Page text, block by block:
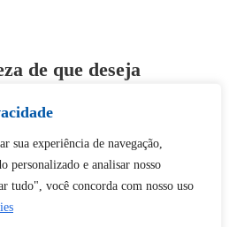
sua experiência de navegação,
personalizado e analisar nosso
tudo", você concorda com nosso uso
de que deseja
esquerda : 0